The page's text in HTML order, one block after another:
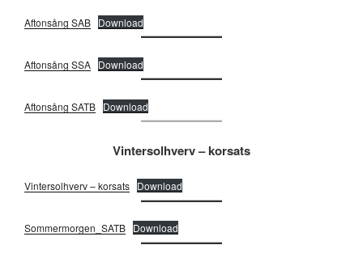
Aftonsång SAB Download
Aftonsång SSA Download
Aftonsång SATB Download
Vintersolhverv – korsats
Vintersolhverv – korsats Download
Sommermorgen_SATB Download